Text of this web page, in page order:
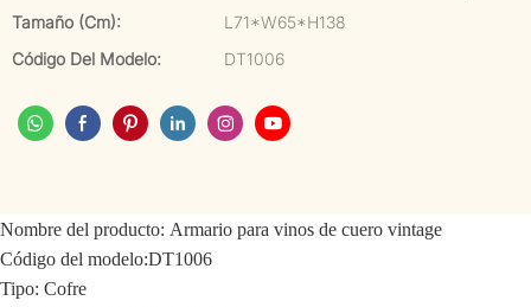
Tamaño (cm):
L71*W65*H138
Código Del Modelo:
DT1006
Nombre del producto: Armario para vinos de cuero vintage
Código del modelo:DT1006
Tipo: Cofre